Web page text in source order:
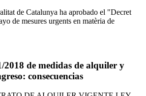
de Catalunya ha aprobado el "Decret
de mesures urgents en matèria de
2018 de medidas de alquiler y
consecuencias